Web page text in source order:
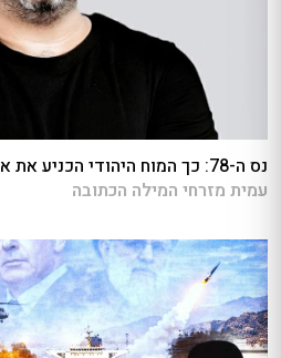
נס ה-78: כך המוח היהודי הכניע את אימפריית הנפט
עמית מזרחי המילה הכתובה